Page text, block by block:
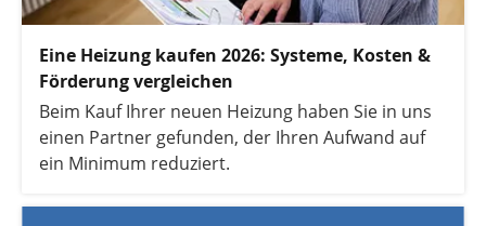
Eine Heizung kaufen 2026: Systeme, Kosten &
Förderung vergleichen
Beim Kauf Ihrer neuen Heizung haben Sie in uns
einen Partner gefunden, der Ihren Aufwand auf
ein Minimum reduziert.